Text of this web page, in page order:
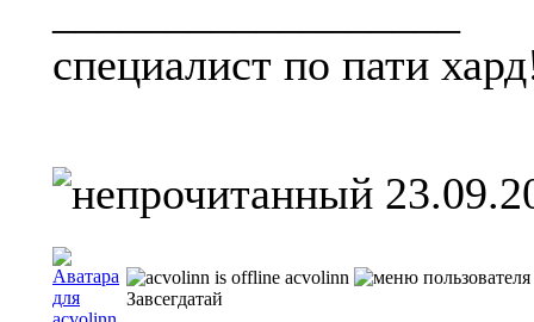
специалист по пати
acvolinn
Завсегдатай